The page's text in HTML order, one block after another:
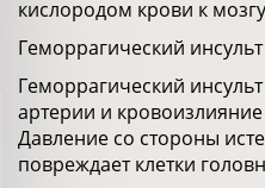
кислородом крови к
Геморрагический инсульт
Геморрагический
артерии и
Давление со стороны
повреждает клетки